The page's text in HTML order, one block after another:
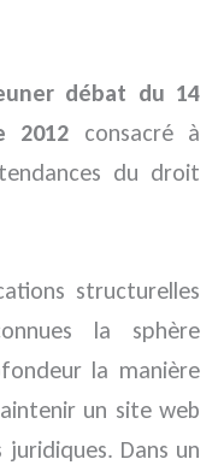
débat du 14
2012 consacré à
du droit
structurelles
la sphère
la manière
un site web
Dans un